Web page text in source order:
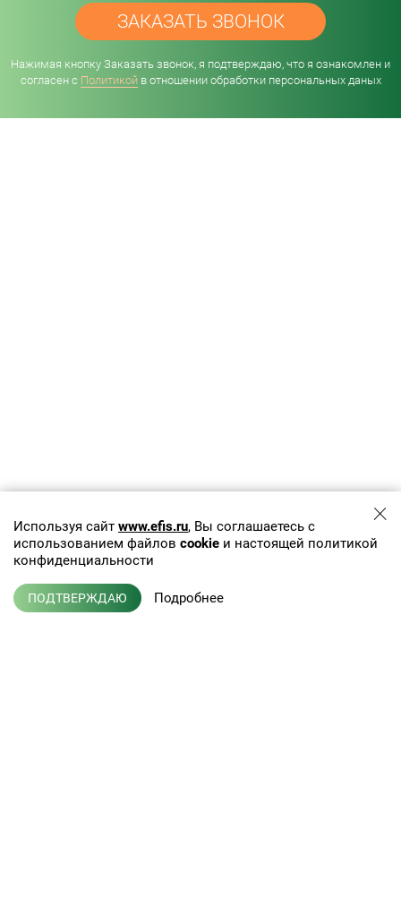
Нажимая кнопку Заказать звонок, я подтверждаю, что я ознакомлен и
согласен с Политикойв отношении обработки персональных даных
Используя сайт www.efis.ru, Вы соглашаетесь с
использованием файлов cookie и настоящей политикой
конфиденциальности
ПОДТВЕРЖДАЮ Подробнее